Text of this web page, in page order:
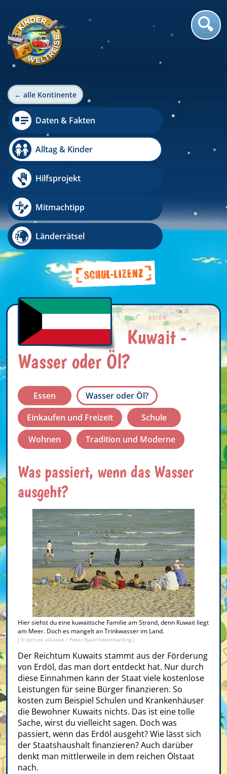
← alle Kontinente
Daten & Fakten
Alltag & Kinder
Hilfsprojekt
Mitmachtipp
Länderrätsel
Kuwait -
Wasser oder Öl?
Essen
Wasser oder Öl?
Einkaufen und Freizeit
Schule
Wohnen
Tradition und Moderne
Was passiert, wenn das Wasser
ausgeht?
Hier siehst du eine kuwaitische Familie am Strand, denn Kuwait liegt
am Meer. Doch es mangelt an Trinkwasser im Land.
[ © picture alliance / Peter Ryan/robertharding ]
Der Reichtum Kuwaits stammt aus der Förderung
von Erdöl, das man dort entdeckt hat. Nur durch
diese Einnahmen kann der Staat viele kostenlose
Leistungen für seine Bürger finanzieren. So
kosten zum Beispiel Schulen und Krankenhäuser
die Bewohner Kuwaits nichts. Das ist eine tolle
Sache, wirst du vielleicht sagen. Doch was
passiert, wenn das Erdöl ausgeht? Wie lässt sich
der Staatshaushalt finanzieren? Auch darüber
denkt man mittlerweile in dem reichen Ölstaat
nach.